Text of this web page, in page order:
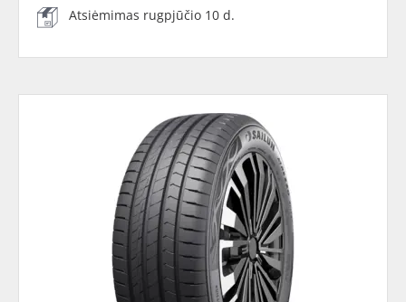
Atsiėmimas rugpjūčio 10 d.